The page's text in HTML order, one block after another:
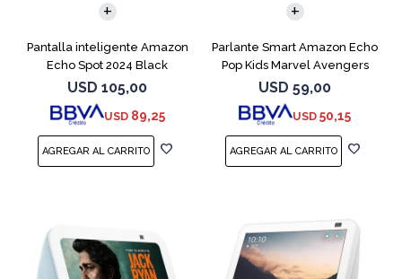
Pantalla inteligente Amazon
Echo Spot 2024 Black
USD 105,00
USD 89,25
Parlante Smart Amazon Echo
Pop Kids Marvel Avengers
USD 59,00
USD 50,15